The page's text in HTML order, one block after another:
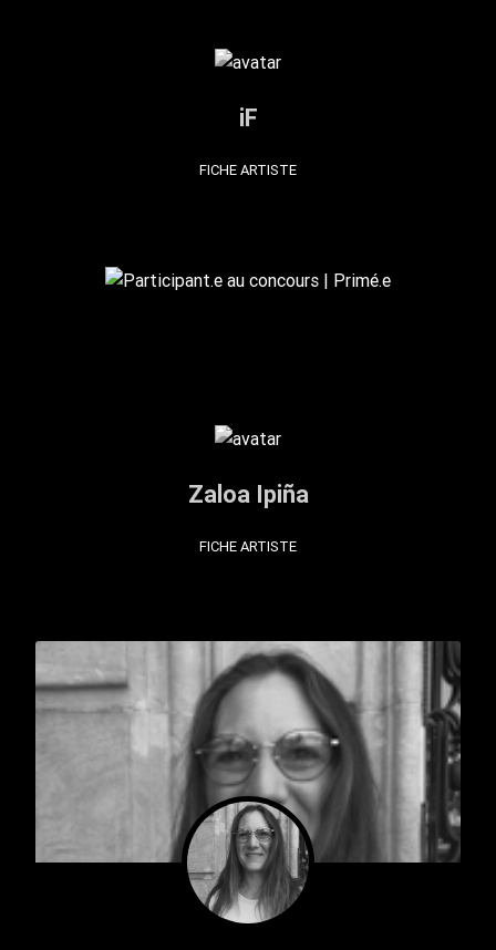
iF
FICHE ARTISTE
Zaloa Ipiña
FICHE ARTISTE